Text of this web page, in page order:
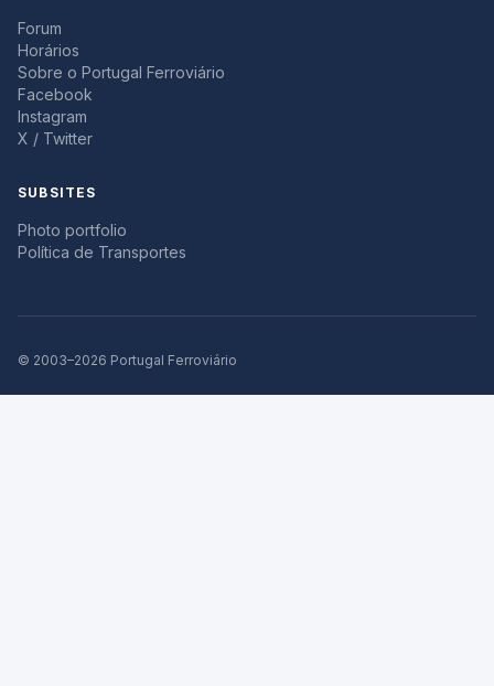
Forum
Horários
Sobre o Portugal Ferroviário
Facebook
Instagram
X / Twitter
SUBSITES
Photo portfolio
Política de Transportes
© 2003–2026 Portugal Ferroviário